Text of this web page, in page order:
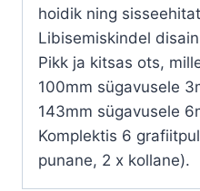
hoidik ning
Libisemiskindel
Pikk ja kitsas ots,
100mm sügavusele
143mm sügavusele
Komplektis 6
punane, 2 x kollane).